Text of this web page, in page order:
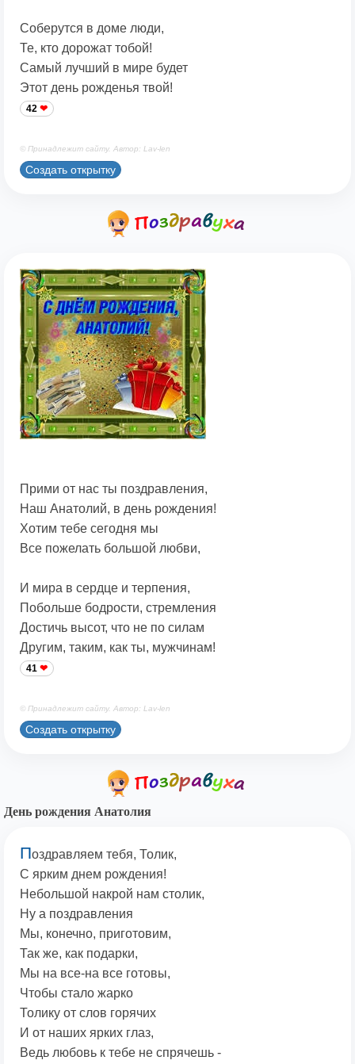
Соберутся в доме люди,
Те, кто дорожат тобой!
Самый лучший в мире будет
Этот день рожденья твой!
42
© Принадлежит сайту. Автор: Lav-len
Создать открытку
Прими от нас ты поздравления,
Наш Анатолий, в день рождения!
Хотим тебе сегодня мы
Все пожелать большой любви,
И мира в сердце и терпения,
Побольше бодрости, стремления
Достичь высот, что не по силам
Другим, таким, как ты, мужчинам!
41
© Принадлежит сайту. Автор: Lav-len
Создать открытку
День рождения Анатолия
Поздравляем тебя, Толик,
С ярким днем рождения!
Небольшой накрой нам столик,
Ну а поздравления
Мы, конечно, приготовим,
Так же, как подарки,
Мы на все-на все готовы,
Чтобы стало жарко
Толику от слов горячих
И от наших ярких глаз,
Ведь любовь к тебе не спрячешь -